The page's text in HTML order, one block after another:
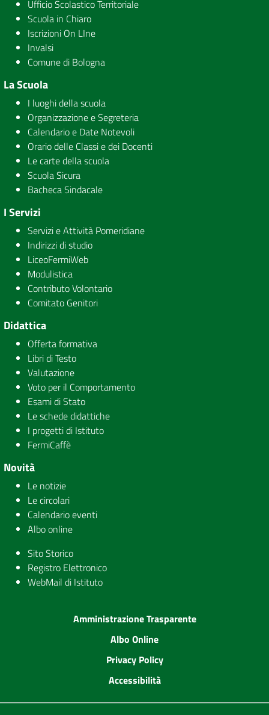
Ufficio Scolastico Territoriale
Scuola in Chiaro
Iscrizioni On LIne
Invalsi
Comune di Bologna
La Scuola
I luoghi della scuola
Organizzazione e Segreteria
Calendario e Date Notevoli
Orario delle Classi e dei Docenti
Le carte della scuola
Scuola Sicura
Bacheca Sindacale
I Servizi
Servizi e Attività Pomeridiane
Indirizzi di studio
LiceoFermiWeb
Modulistica
Contributo Volontario
Comitato Genitori
Didattica
Offerta formativa
Libri di Testo
Valutazione
Voto per il Comportamento
Esami di Stato
Le schede didattiche
I progetti di Istituto
FermiCaffè
Novità
Le notizie
Le circolari
Calendario eventi
Albo online
Sito Storico
Registro Elettronico
WebMail di Istituto
Amministrazione Trasparente
Albo Online
Privacy Policy
Accessibilità